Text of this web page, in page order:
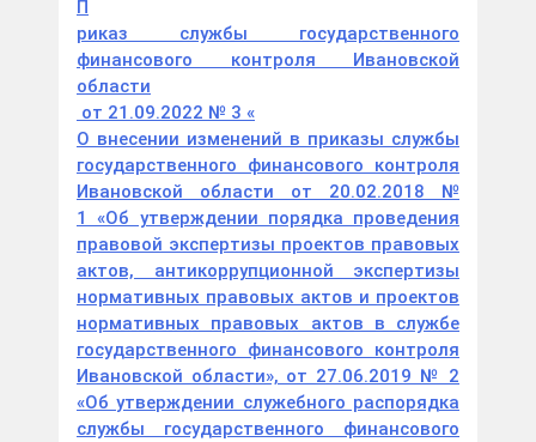
П
риказ службы государственного
финансового контроля Ивановской
области
от 21.09.2022 № 3 «
О внесении изменений в приказы службы
государственного финансового контроля
Ивановской области от 20.02.2018 №
1 «Об утверждении порядка проведения
правовой экспертизы проектов правовых
актов, антикоррупционной экспертизы
нормативных правовых актов и проектов
нормативных правовых актов в службе
государственного финансового контроля
Ивановской области», от 27.06.2019 № 2
«Об утверждении служебного распорядка
службы государственного финансового